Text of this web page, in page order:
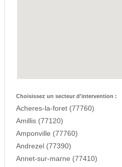
Choisissez un secteur d'intervention :
Acheres-la-foret (77760)
Amillis (77120)
Amponville (77760)
Andrezel (77390)
Annet-sur-marne (77410)